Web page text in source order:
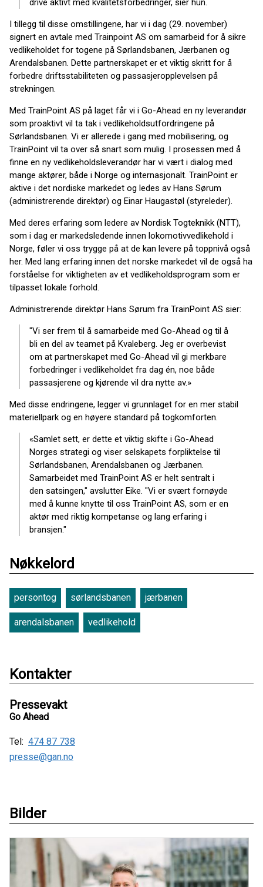
drive aktivt med kvalitetsforbedringer, sier hun.
I tillegg til disse omstillingene, har vi i dag (29. november)
signert en avtale med Trainpoint AS om samarbeid for å sikre
vedlikeholdet for togene på Sørlandsbanen, Jærbanen og
Arendalsbanen. Dette partnerskapet er et viktig skritt for å
forbedre driftsstabiliteten og passasjeropplevelsen på
strekningen.
Med TrainPoint AS på laget får vi i Go-Ahead en ny leverandør
som proaktivt vil ta tak i vedlikeholdsutfordringene på
Sørlandsbanen. Vi er allerede i gang med mobilisering, og
TrainPoint vil ta over så snart som mulig. I prosessen med å
finne en ny vedlikeholdsleverandør har vi vært i dialog med
mange aktører, både i Norge og internasjonalt. TrainPoint er
aktive i det nordiske markedet og ledes av Hans Sørum
(administrerende direktør) og Einar Haugastøl (styreleder).
Med deres erfaring som ledere av Nordisk Togteknikk (NTT),
som i dag er markedsledende innen lokomotivvedlikehold i
Norge, føler vi oss trygge på at de kan levere på toppnivå også
her. Med lang erfaring innen det norske markedet vil de også ha
forståelse for viktigheten av et vedlikeholdsprogram som er
tilpasset lokale forhold.
Administrerende direktør Hans Sørum fra TrainPoint AS sier:
"Vi ser frem til å samarbeide med Go-Ahead og til å
bli en del av teamet på Kvaleberg. Jeg er overbevist
om at partnerskapet med Go-Ahead vil gi merkbare
forbedringer i vedlikeholdet fra dag én, noe både
passasjerene og kjørende vil dra nytte av.»
Med disse endringene, legger vi grunnlaget for en mer stabil
materiellpark og en høyere standard på togkomforten.
«Samlet sett, er dette et viktig skifte i Go-Ahead
Norges strategi og viser selskapets forpliktelse til
Sørlandsbanen, Arendalsbanen og Jærbanen.
Samarbeidet med TrainPoint AS er helt sentralt i
den satsingen," avslutter Eike. "Vi er svært fornøyde
med å kunne knytte til oss TrainPoint AS, som er en
aktør med riktig kompetanse og lang erfaring i
bransjen."
Nøkkelord
persontog sørlandsbanen jærbanen
arendalsbanen vedlikehold
Kontakter
Pressevakt
Go Ahead
Tel: 474 87 738
presse@gan.no
Bilder